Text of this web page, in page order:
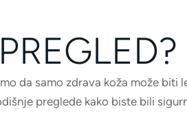
da samo zdrava koža može biti
preglede kako biste bili